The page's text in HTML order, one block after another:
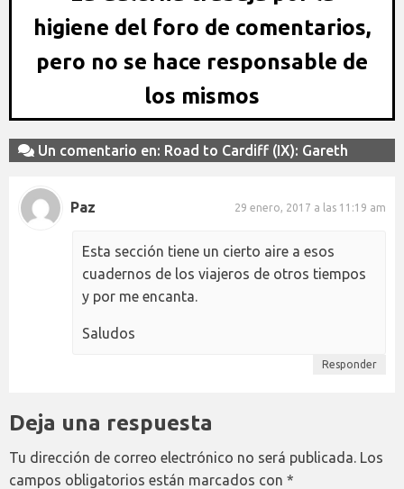
higiene del foro de comentarios,
pero no se hace responsable de
los mismos
Un comentario en: Road to Cardiff (IX): Gareth
Paz 29 enero, 2017 a las 11:19 am
Esta sección tiene un cierto aire a esos
cuadernos de los viajeros de otros tiempos
y por me encanta.
Saludos
Responder
Deja una respuesta
Tu dirección de correo electrónico no será publicada. Los
campos obligatorios están marcados con *